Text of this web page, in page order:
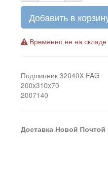
Добавить в
Временно не на складе
Подшипник 32040X FAG
200x310x70
2007140
Доставка Новой